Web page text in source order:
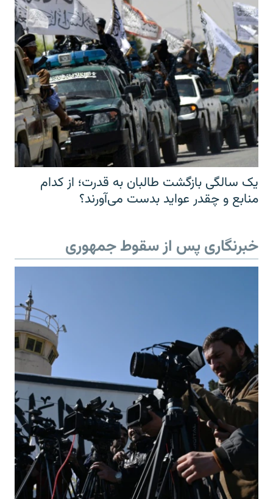
یک سالگی بازگشت طالبان به قدرت؛ از کدام
منابع و چقدر عواید بدست می‌آورند؟
خبرنگاری پس از سقوط جمهوری